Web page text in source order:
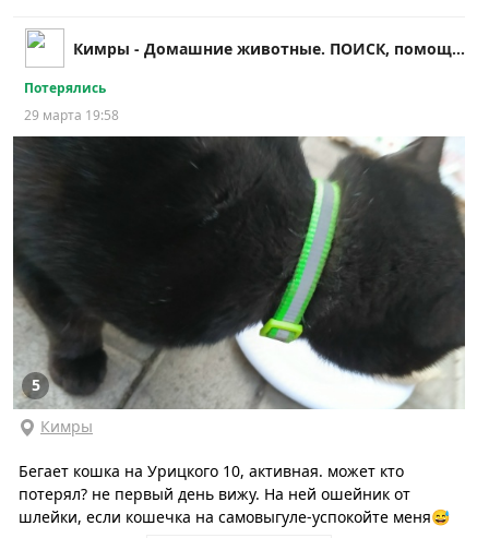
Кимры - Домашние животные. ПОИСК, помощь и др.!!
Потерялись
29 марта 19:58
5
Кимры
Бегает кошка на Урицкого 10, активная. может кто
потерял? не первый день вижу. На ней ошейник от
шлейки, если кошечка на самовыгуле-успокойте меня😅